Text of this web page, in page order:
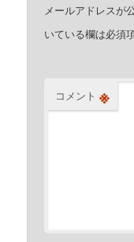
メールアドレスが
いている欄は必須
コメント ※